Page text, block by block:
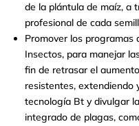
de la plántula de maíz, a
profesional de cada
Promover los programas
Insectos, para manejar
fin de retrasar el
resistentes, extendiendo
tecnología Bt y divulgar
integrado de plagas,